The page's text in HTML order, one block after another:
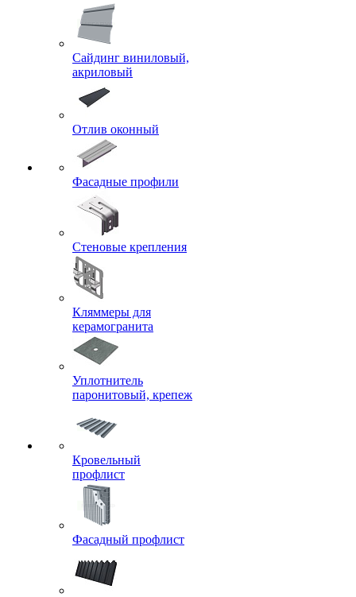
Сайдинг виниловый,
акриловый
Отлив оконный
Фасадные профили
Стеновые крепления
Кляммеры для
керамогранита
Уплотнитель
паронитовый, крепеж
Кровельный
профлист
Фасадный профлист